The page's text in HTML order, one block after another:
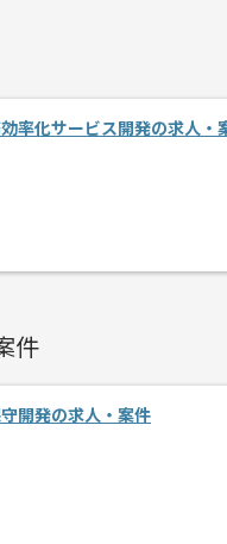
率化サービス開発の求人・
件
開発の求人・案件